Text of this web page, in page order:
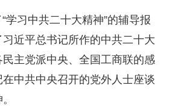
学习中共二十大精神”的辅导报
近平总书记所作的中共二十大
主党派中央、全国工商联的感
中共中央召开的党外人士座谈